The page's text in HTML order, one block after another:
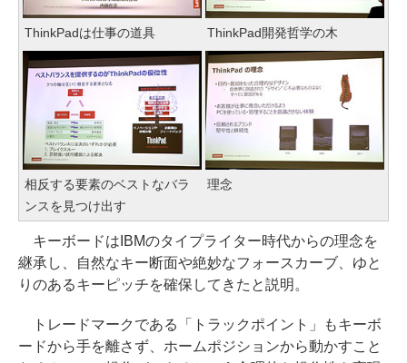
ThinkPadは仕事の道具 ThinkPad開発哲学の木
相反する要素のベストなバラ
ンスを見つけ出す
理念
キーボードはIBMのタイプライター時代からの理念を
継承し、自然なキー断面や絶妙なフォースカーブ、ゆと
りのあるキーピッチを確保してきたと説明。
トレードマークである「トラックポイント」もキーボ
ードから手を離さず、ホームポジションから動かすこと